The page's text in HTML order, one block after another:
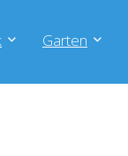
Garten